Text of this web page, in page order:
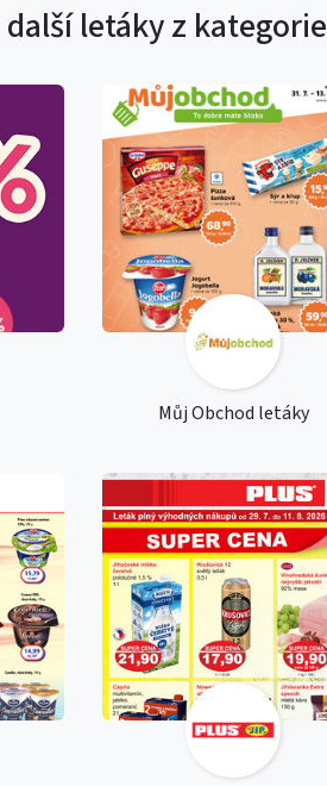
letáky z kategorie
Můj Obchod letáky